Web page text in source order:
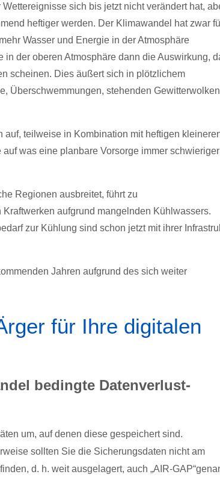
sich bis jetzt nicht verändert hat,
heftiger werden. Der Klimawandel hat zwar
Wasser und Energie in der Atmosphäre
der oberen Atmosphäre dann die Auswirkung,
scheinen. Dies äußert sich in plötzlichem
Überschwemmungen, stehenden Gewitterwolken
teilweise in Kombination mit heftigen
was eine planbare Vorsorge immer schwieriger
Regionen ausbreitet, führt zu
aufgrund mangelnden Kühlwassers.
zur Kühlung sind schon jetzt mit ihrer
Jahren aufgrund des sich weiter
für Ihre digitalen
bedingte Datenverlust-
um, auf denen diese gespeichert sind.
sollten Sie die Sicherungsdaten nicht am
d. h. weit ausgelagert, auch „AIR-